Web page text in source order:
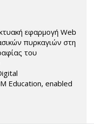
εφαρμογή Web
πυρκαγιών στη
του
Education, enabled